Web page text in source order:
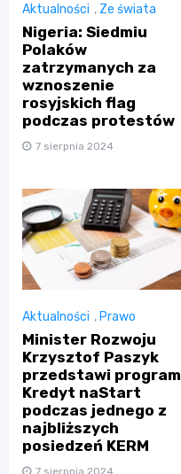
Aktualności , Ze świata
Nigeria: Siedmiu
Polaków
zatrzymanych za
wznoszenie
rosyjskich flag
podczas protestów
7 sierpnia 2024
Aktualności , Prawo
Minister Rozwoju
Krzysztof Paszyk
przedstawi program
Kredyt naStart
podczas jednego z
najbliższych
posiedzeń KERM
7 sierpnia 2024